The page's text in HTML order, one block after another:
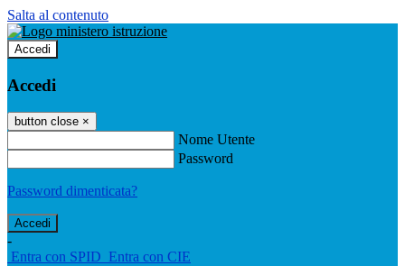
Salta al contenuto
Accedi
Accedi
button close ×
Nome Utente
Password
Password dimenticata?
-
Entra con SPID Entra con CIE